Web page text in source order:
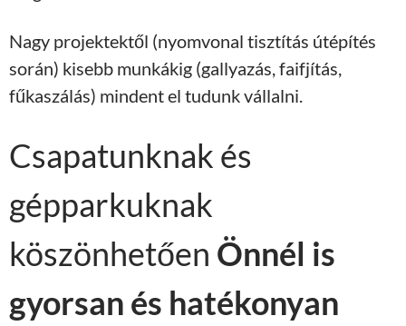
Nagy projektektől (nyomvonal tisztítás útépítés
során) kisebb munkákig (gallyazás, faifjítás,
fűkaszálás) mindent el tudunk vállalni.
Csapatunknak és
gépparkuknak
köszönhetően Önnél is
gyorsan és hatékonyan